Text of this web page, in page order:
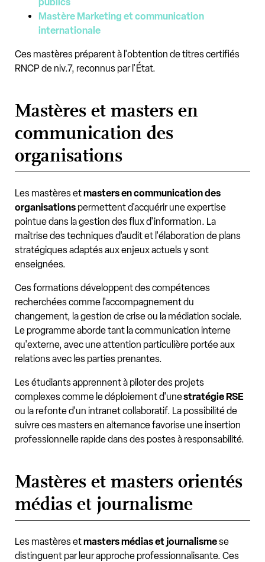
Mastère Marketing et communication
internationale
Ces mastères préparent à l'obtention de titres certifiés
RNCP de niv.7, reconnus par l'État.
Mastères et masters en
communication des
organisations
Les mastères etmasters en communication des
organisations permettent d'acquérir une expertise
pointue dans la gestion des flux d'information. La
maîtrise des techniques d'audit et l'élaboration de plans
stratégiques adaptés aux enjeux actuels y sont
enseignées.
Ces formations développent des compétences
recherchées comme l'accompagnement du
changement, la gestion de crise ou la médiation sociale.
Le programme aborde tant la communication interne
qu'externe, avec une attention particulière portée aux
relations avec les parties prenantes.
Les étudiants apprennent à piloter des projets
complexes comme le déploiement d'unestratégie RSE
ou la refonte d'un intranet collaboratif. La possibilité de
suivre ces masters en alternance favorise une insertion
professionnelle rapide dans des postes à responsabilité.
Mastères et masters orientés
médias et journalisme
Les mastères etmasters médias et journalismese
distinguent par leur approche professionnalisante. Ces